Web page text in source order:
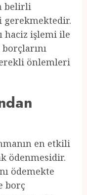
belirli
haciz işlemi ile
önlemleri
en etkili
ödenmesidir.
ödemekte
borç